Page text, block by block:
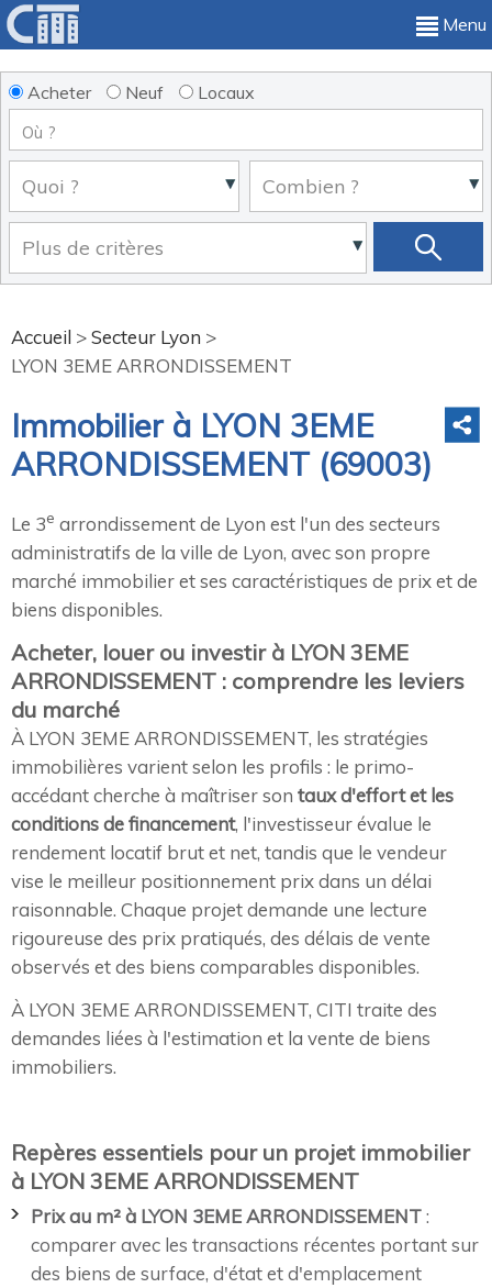
Menu
Acheter Neuf Locaux
Accueil >Secteur Lyon >
LYON 3EME ARRONDISSEMENT
Immobilier à LYON 3EME
ARRONDISSEMENT (69003)
Le 3e arrondissement de Lyon est l'un des secteurs
administratifs de la ville de Lyon, avec son propre
marché immobilier et ses caractéristiques de prix et de
biens disponibles.
Acheter, louer ou investir à LYON 3EME
ARRONDISSEMENT : comprendre les leviers
du marché
À LYON 3EME ARRONDISSEMENT, les stratégies
immobilières varient selon les profils : le primo-
accédant cherche à maîtriser son taux d'effort et les
conditions de financement, l'investisseur évalue le
rendement locatif brut et net, tandis que le vendeur
vise le meilleur positionnement prix dans un délai
raisonnable. Chaque projet demande une lecture
rigoureuse des prix pratiqués, des délais de vente
observés et des biens comparables disponibles.
À LYON 3EME ARRONDISSEMENT, CITI traite des
demandes liées à l'estimation et la vente de biens
immobiliers.
Repères essentiels pour un projet immobilier
à LYON 3EME ARRONDISSEMENT
Prix au m² à LYON 3EME ARRONDISSEMENT:
comparer avec les transactions récentes portant sur
des biens de surface, d'état et d'emplacement